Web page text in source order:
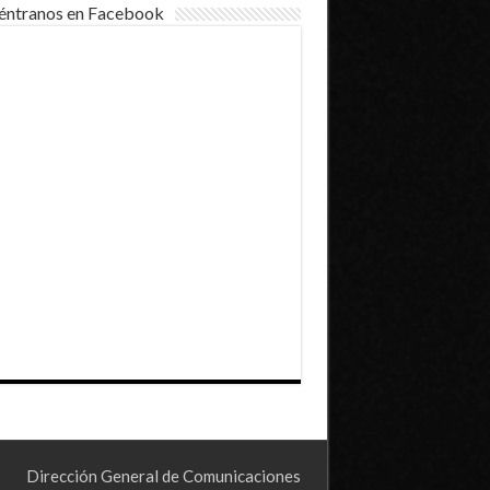
en Facebook
Dirección General de Comunicaciones